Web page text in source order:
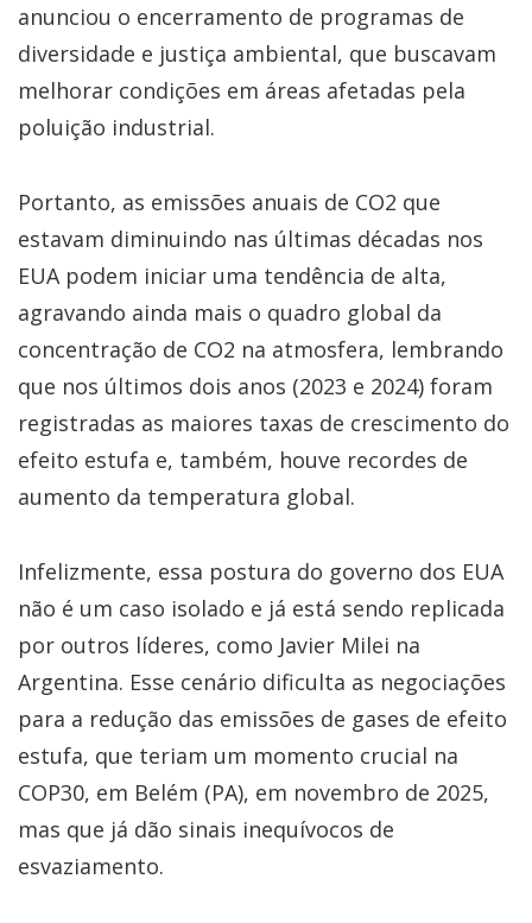
anunciou o encerramento de programas de
diversidade e justiça ambiental, que buscavam
melhorar condições em áreas afetadas pela
poluição industrial.
Portanto, as emissões anuais de CO2 que
estavam diminuindo nas últimas décadas nos
EUA podem iniciar uma tendência de alta,
agravando ainda mais o quadro global da
concentração de CO2 na atmosfera, lembrando
que nos últimos dois anos (2023 e 2024) foram
registradas as maiores taxas de crescimento do
efeito estufa e, também, houve recordes de
aumento da temperatura global.
Infelizmente, essa postura do governo dos EUA
não é um caso isolado e já está sendo replicada
por outros líderes, como Javier Milei na
Argentina. Esse cenário dificulta as negociações
para a redução das emissões de gases de efeito
estufa, que teriam um momento crucial na
COP30, em Belém (PA), em novembro de 2025,
mas que já dão sinais inequívocos de
esvaziamento.